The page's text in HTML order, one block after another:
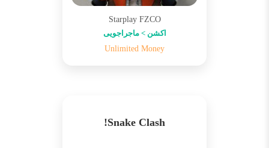
Starplay FZCO
اکشن > ماجراجویی
Unlimited Money
Snake Clash!